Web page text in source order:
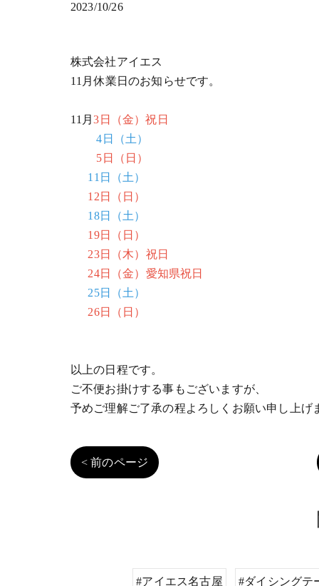
2023/10/26
株式会社アイエス
11月休業日のお知らせです。
11月3日（金）祝日
4日（土）
5日（日）
11日（土）
12日（日）
18日（土）
19日（日）
23日（木）祝日
24日（金）愛知県祝日
25日（土）
26日（日）
以上の日程です。
ご不便お掛けする事もございますが、
予めご理解ご了承の程よろしくお願い申し上げ
< 前のページ
#アイエス名古屋 #ダイシングテ